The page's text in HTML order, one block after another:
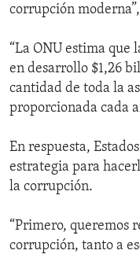
corrupción
“La ONU estima que
en desarrollo $1,26
cantidad de toda la
proporcionada cada
En respuesta,
estrategia para
la corrupción.
“Primero, queremos
corrupción, tanto a